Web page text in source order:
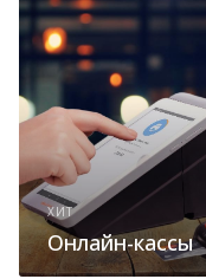
ХИТ
Онлайн-кассы